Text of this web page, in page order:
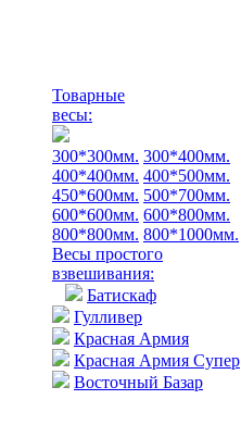
Товарные
весы:
300*300мм. 300*400мм.
400*400мм. 400*500мм.
450*600мм. 500*700мм.
600*600мм. 600*800мм.
800*800мм. 800*1000мм.
Весы простого
взвешивания:
Батискаф
Гулливер
Красная Армия
Красная Армия Супер
Восточный Базар